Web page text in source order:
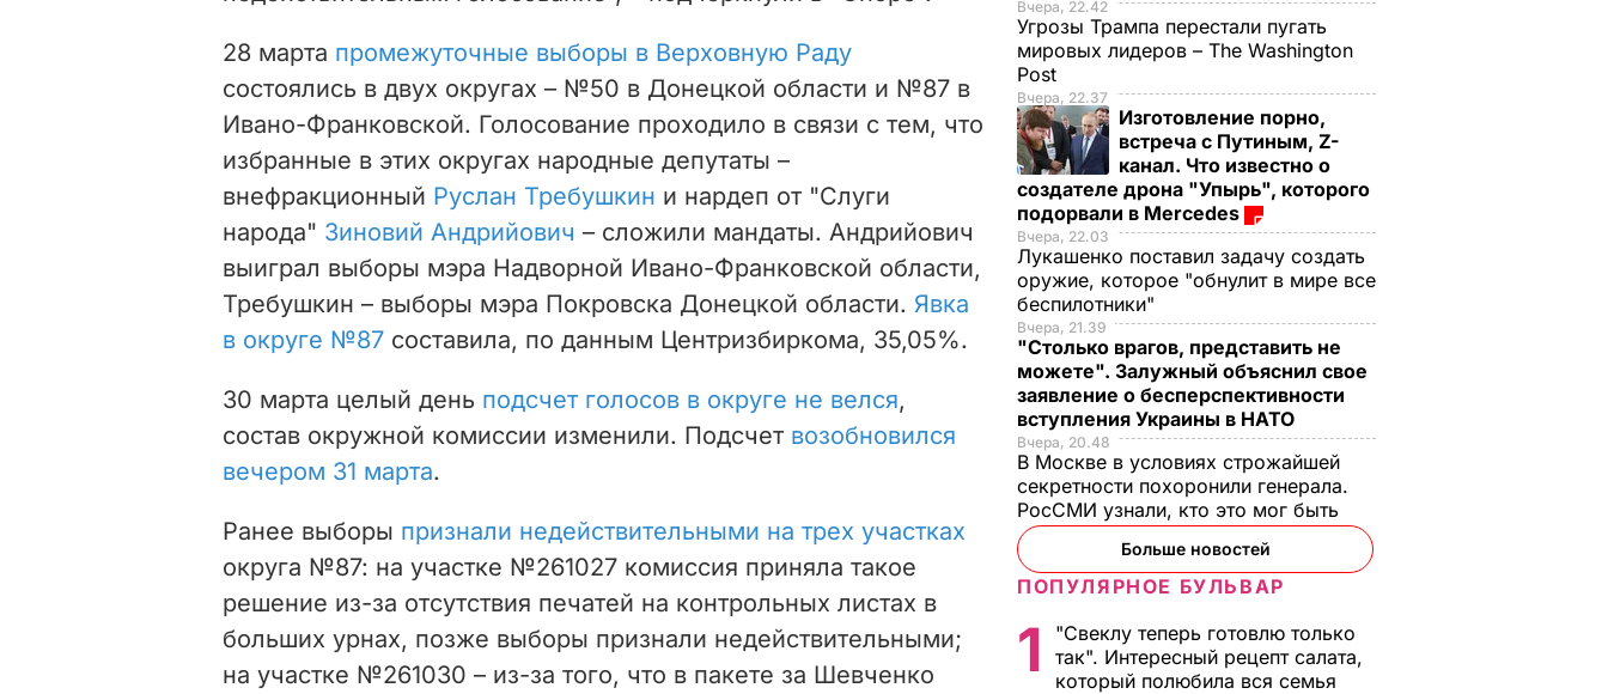
28 марта промежуточные выборы в Верховную Раду
состоялись в двух округах – №50 в Донецкой области и №87 в
Ивано-Франковской. Голосование проходило в связи с тем, что
избранные в этих округах народные депутаты –
внефракционный Руслан Требушкин и нардеп от "Слуги
народа" Зиновий Андрийович – сложили мандаты. Андрийович
выиграл выборы мэра Надворной Ивано-Франковской области,
Требушкин – выборы мэра Покровска Донецкой области. Явка
в округе №87 составила, по данным Центризбиркома, 35,05%.
30 марта целый день подсчет голосов в округе не велся,
состав окружной комиссии изменили. Подсчет возобновился
вечером 31 марта.
Ранее выборы признали недействительными на трех участках
округа №87: на участке №261027 комиссия приняла такое
решение из-за отсутствия печатей на контрольных листах в
больших урнах, позже выборы признали недействительными;
на участке №261030 – из-за того, что в пакете за Шевченко
Вчера, 22.42
Угрозы Трампа перестали пугать
мировых лидеров – The Washington
Post
Вчера, 22.37
Изготовление порно,
встреча с Путиным, Z-
канал. Что известно о
создателе дрона "Упырь", которого
подорвали в Mercedes
Вчера, 22.03
Лукашенко поставил задачу создать
оружие, которое "обнулит в мире все
беспилотники"
Вчера, 21.39
"Столько врагов, представить не
можете". Залужный объяснил свое
заявление о бесперспективности
вступления Украины в НАТО
Вчера, 20.48
В Москве в условиях строжайшей
секретности похоронили генерала.
РосСМИ узнали, кто это мог быть
Больше новостей
ПОПУЛЯРНОЕ БУЛЬВАР
1
"Свеклу теперь готовлю только
так". Интересный рецепт салата,
который полюбила вся семья